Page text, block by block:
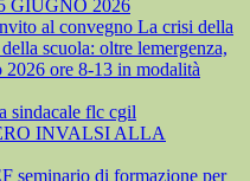
GIUGNO 2026
al convegno La crisi della
scuola: oltre lemergenza,
ore 8-13 in modalità
sindacale flc cgil
INVALSI ALLA
di formazione per